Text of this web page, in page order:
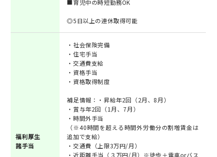
■育児中の時短勤務OK
◎5日以上の連休取得可能
福利厚生
諸手当
・社会保険完備
・住宅手当
・交通費支給
・資格手当
・資格取得制度
補足情報：・昇給年2回（2月、8月）
・賞与年2回（1月、7月）
・時間外手当
（※40時間を超える時間外労働分の割増賃金は
追加で支給）
・交通費（上限3万円/月）
・近距離手当（３万円/月）※徒歩＋電車orバス